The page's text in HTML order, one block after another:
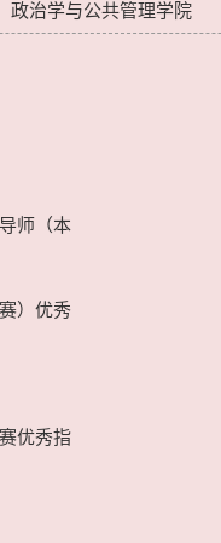
政治学与公共管理学院
师（本
）优秀
优秀指